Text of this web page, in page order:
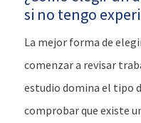
si no tengo
La mejor forma de
comenzar a revisar
estudio domina el tipo
comprobar que existe